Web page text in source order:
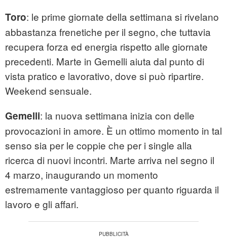
Toro: le prime giornate della settimana si rivelano
abbastanza frenetiche per il segno, che tuttavia
recupera forza ed energia rispetto alle giornate
precedenti. Marte in Gemelli aiuta dal punto di
vista pratico e lavorativo, dove si può ripartire.
Weekend sensuale.
Gemelli: la nuova settimana inizia con delle
provocazioni in amore. È un ottimo momento in tal
senso sia per le coppie che per i single alla
ricerca di nuovi incontri. Marte arriva nel segno il
4 marzo, inaugurando un momento
estremamente vantaggioso per quanto riguarda il
lavoro e gli affari.